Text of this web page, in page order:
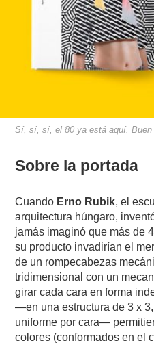
Sí, sí, sí, el 80 ya está aquí. Buen
Sobre la portada
Cuando Erno Rubik, el
arquitectura húngaro,
jamás imaginó que más de
su producto invadirían el
de un rompecabezas
tridimensional con un
girar cada cara en forma
—en una estructura de 3 x
uniforme por cara—
colores (conformados en el